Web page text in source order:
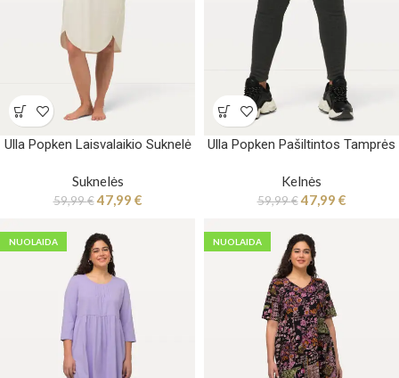
Ulla Popken Laisvalaikio Suknelė
Suknelės
59,99€47,99 €
Ulla Popken Pašiltintos Tamprės
Kelnės
59,99€47,99 €
NUOLAIDA NUOLAIDA